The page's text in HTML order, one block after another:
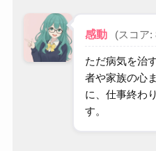
感動 (スコア:
ただ病気を治
者や家族の心
に、仕事終わ
す。